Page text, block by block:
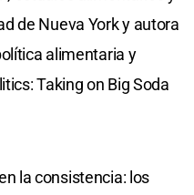
de Nueva York y autora
alimentaria y
Taking on Big Soda
la consistencia: los